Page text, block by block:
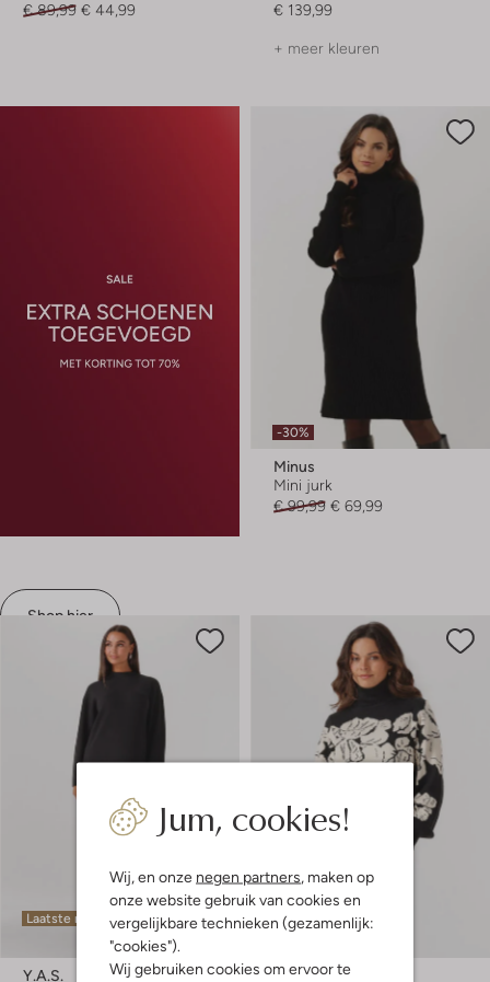
Jum, cookies!
Wij, en onze negen partners , maken op
onze website gebruik van cookies en
vergelijkbare technieken (gezamenlijk:
"cookies").
Wij gebruiken cookies om ervoor te
€ 89,99 € 44,99
€ 139,99
+ meer kleuren
Shop hier
-30%
Minus
Mini jurk
€ 99,99 € 69,99
Laatste maten
Y.a.s.
Laatste maten
Object